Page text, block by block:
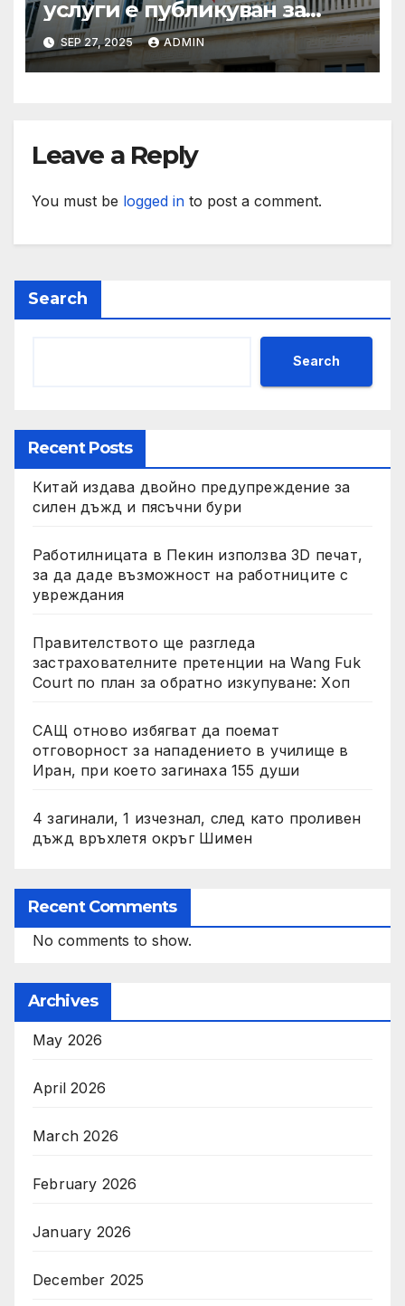
услуги е публикуван за
обществено обсъждане
SEP 27, 2025 ADMIN
Leave a Reply
You must be logged in to post a comment.
Search
Search
Recent Posts
Китай издава двойно предупреждение за
силен дъжд и пясъчни бури
Работилницата в Пекин използва 3D печат,
за да даде възможност на работниците с
увреждания
Правителството ще разгледа
застрахователните претенции на Wang Fuk
Court по план за обратно изкупуване: Хоп
САЩ отново избягват да поемат
отговорност за нападението в училище в
Иран, при което загинаха 155 души
4 загинали, 1 изчезнал, след като проливен
дъжд връхлетя окръг Шимен
Recent Comments
No comments to show.
Archives
May 2026
April 2026
March 2026
February 2026
January 2026
December 2025